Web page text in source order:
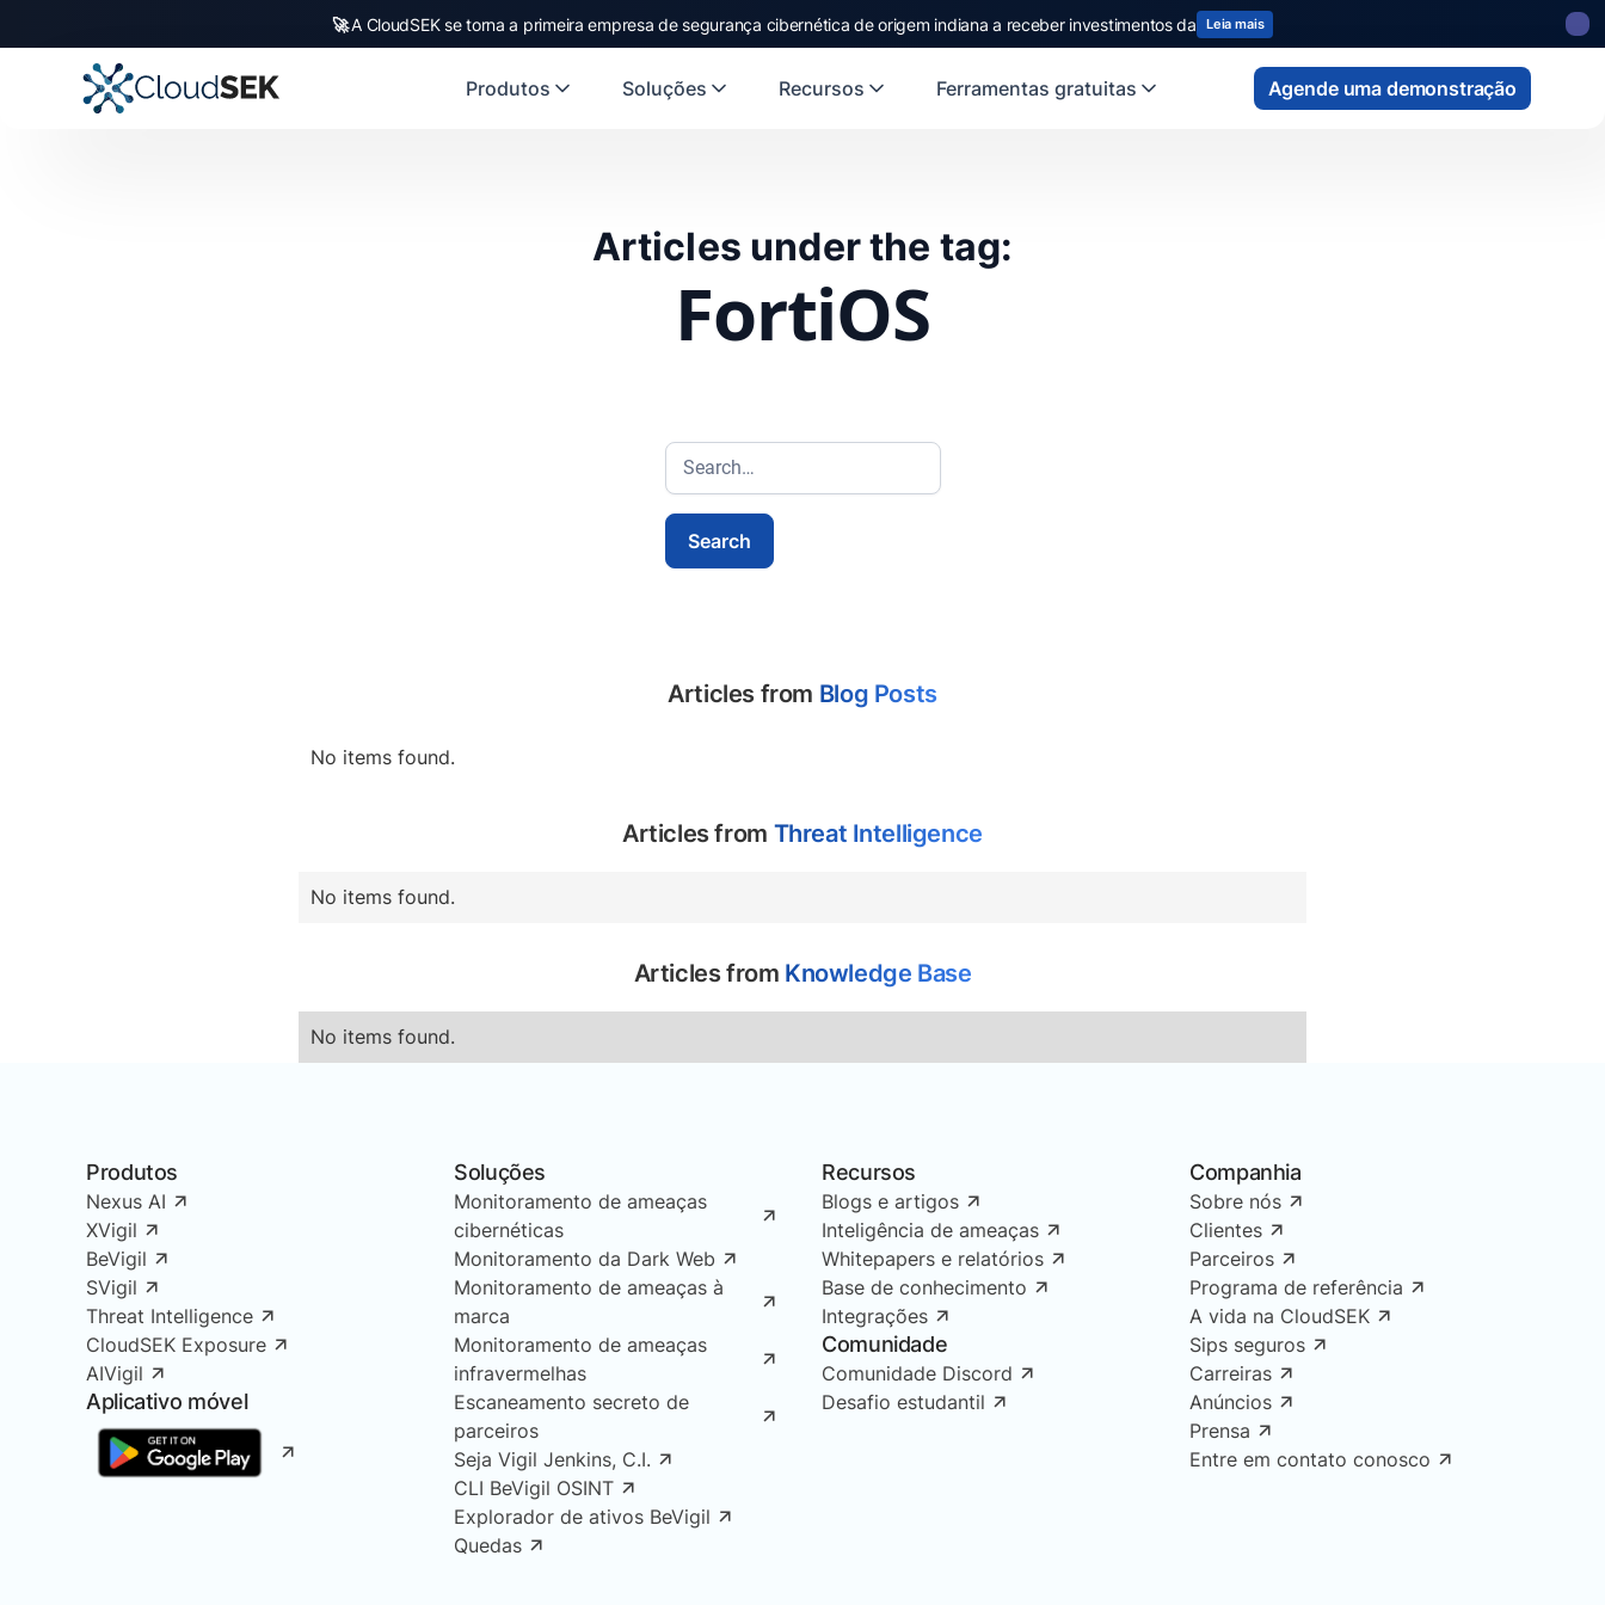
🚀A CloudSEK se torna a primeira empresa de segurança cibernética de origem indiana a receber investimentos da Leia mais
Produtos Soluções Recursos Ferramentas gratuitas Agende uma demonstração
Articles under the tag:
FortiOS
Articles from Blog Posts
No items found.
Articles from Threat Intelligence
No items found.
Articles from Knowledge Base
No items found.
Produtos
Nexus AI
XVigil
BeVigil
SVigil
Threat Intelligence
CloudSEK Exposure
AIVigil
Aplicativo móvel
Soluções
Monitoramento de ameaças
cibernéticas
Monitoramento da Dark Web
Monitoramento de ameaças à
marca
Monitoramento de ameaças
infravermelhas
Escaneamento secreto de
parceiros
Seja Vigil Jenkins, C.I.
CLI BeVigil OSINT
Explorador de ativos BeVigil
Quedas
Recursos
Blogs e artigos
Inteligência de ameaças
Whitepapers e relatórios
Base de conhecimento
Integrações
Comunidade
Comunidade Discord
Desafio estudantil
Companhia
Sobre nós
Clientes
Parceiros
Programa de referência
A vida na CloudSEK
Sips seguros
Carreiras
Anúncios
Prensa
Entre em contato conosco